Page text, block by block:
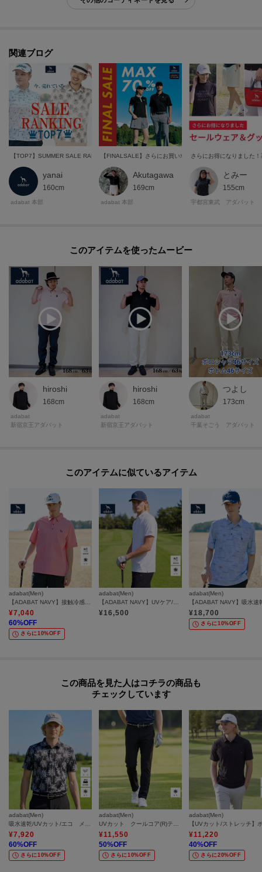
※掲載している着用・商品画像にはAI生成画像を（一部）使用しておりま
ご購入ください。
※照明の関係により、実際よりも色味が違って見える場合があります。ま
た、パソコン・スマートフォンなどの環境により、若干製品と画像のカラー
が異なる場合もございます。
モデル情報：身長184cm B95 W78 H95 着用サイズ：48
関連ブログ
【TOP7】SUMMER SALE RANKING
yanai
160cm
adabat 本部
【FINALSALE】さらにお買い求めやすくなったアイテムを
Akutagawa
169cm
adabat 本部
さらにお得になりました
とみー
155cm
宇都宮東武 アダバット
このアイテムを使ったムービー
hiroshi
168cm
adabat
新宿京王アダバット
hiroshi
168cm
adabat
新宿京王アダバット
つよし
173cm
adabat
千葉そごう アダバット
このアイテムに似ているアイテム
adabat(Men)
【ADABAT NAVY】接触冷感/抗菌防臭/UVカット クールデオドラントジャージ 半袖ポロシャツ
¥7,040
60%OFF
さらに10%OFF
adabat(Men)
【ADABAT NAVY】UVケア/接触冷感 クールタッチカノコワッペン半袖ポロシャツ
¥16,500
adabat(Men)
¥18,700
さらに10%OFF
この商品を見た人はコチラの商品も
チェックしています
adabat(Men)
¥7,920
60%OFF
さらに10%OFF
adabat(Men)
¥11,550
50%OFF
さらに10%OFF
adabat(Men)
¥11,220
40%OFF
さらに20%OFF